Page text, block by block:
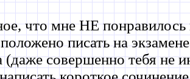
что мне НЕ понравилось
писать на
(даже совершенно тебя не